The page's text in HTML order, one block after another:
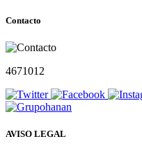
Contacto
4671012
AVISO LEGAL